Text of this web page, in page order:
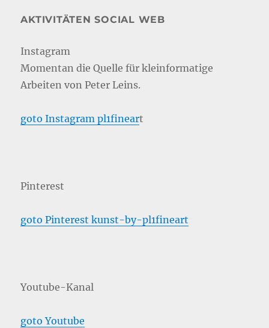
AKTIVITÄTEN SOCIAL WEB
Instagram
Momentan die Quelle für kleinformatige
Arbeiten von Peter Leins.
goto Instagram pl1fineart
Pinterest
goto Pinterest kunst-by-pl1fineart
Youtube-Kanal
goto Youtube